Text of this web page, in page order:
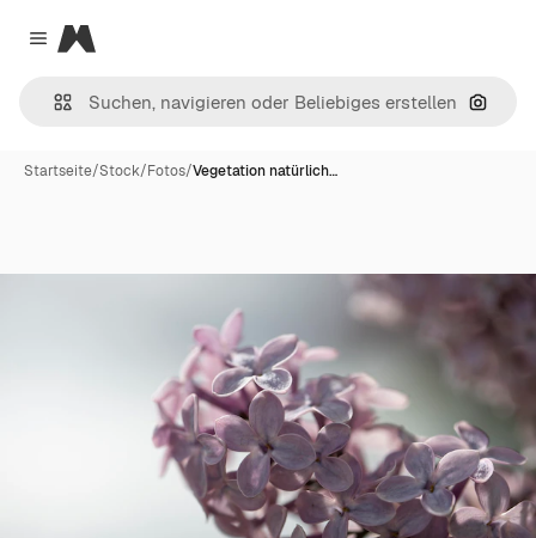
Close menu
Magnific
Nach
Startseite/Stock/Fotos/Vegetation natürlich…